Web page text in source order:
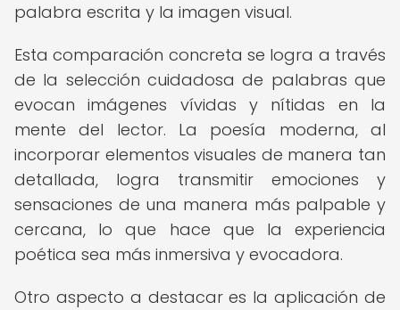
palabra escrita y la imagen visual.
Esta comparación concreta se logra a través
de la selección cuidadosa de palabras que
evocan imágenes vívidas y nítidas en la
mente del lector. La poesía moderna, al
incorporar elementos visuales de manera tan
detallada, logra transmitir emociones y
sensaciones de una manera más palpable y
cercana, lo que hace que la experiencia
poética sea más inmersiva y evocadora.
Otro aspecto a destacar es la aplicación de